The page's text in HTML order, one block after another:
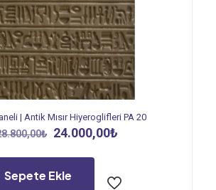
| Antik Mısır Hiyeroglifleri PA 20
₺ Orijinal
28.800,00₺.
24.000,00₺
Sepete Ekle